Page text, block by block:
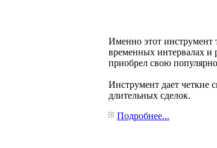
Именно этот инструмент
временных интервалах и
приобрел свою
Инструмент дает четкие
длительных сделок.
Подробнее...